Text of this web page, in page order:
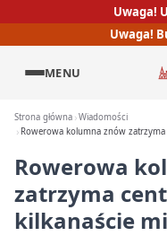
Uwaga!
Uwaga!
MENU
Strona główna Wiadomości
Rowerowa kolumna znów
Rowerowa
zatrzyma
kilkanaście